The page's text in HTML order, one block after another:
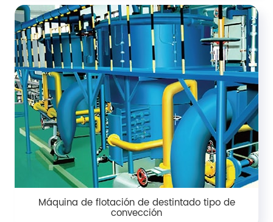
Máquina de flotación de destintado tipo de
convección